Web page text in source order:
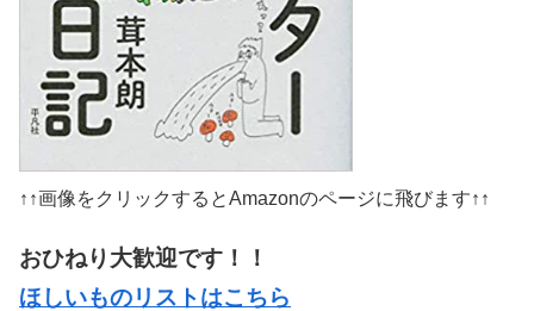
↑↑画像をクリックするとAmazonのページに飛びます↑↑
おひねり大歓迎です！！
ほしいものリストはこちら